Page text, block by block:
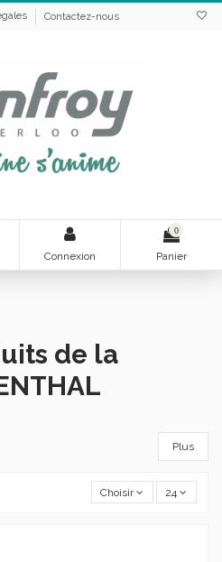
Contactez-nous
Connexion
0
Panier
de la
Plus
Choisir 24